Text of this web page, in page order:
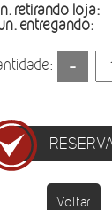
retirando loja:
entregando:
Voltar